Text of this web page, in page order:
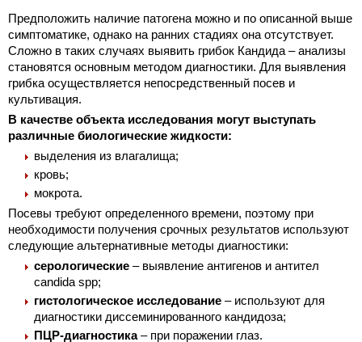
Предположить наличие патогена можно и по описанной выше
симптоматике, однако на ранних стадиях она отсутствует.
Сложно в таких случаях выявить грибок Кандида – анализы
становятся основным методом диагностики. Для выявления
грибка осуществляется непосредственный посев и
культивация.
В качестве объекта исследования могут выступать
различные биологические жидкости:
выделения из влагалища;
кровь;
мокрота.
Посевы требуют определенного времени, поэтому при
необходимости получения срочных результатов используют
следующие альтернативные методы диагностики:
серологические – выявление антигенов и антител
candida spp;
гистологическое исследование – используют для
диагностики диссеминированного кандидоза;
ПЦР-диагностика– при поражении глаз.